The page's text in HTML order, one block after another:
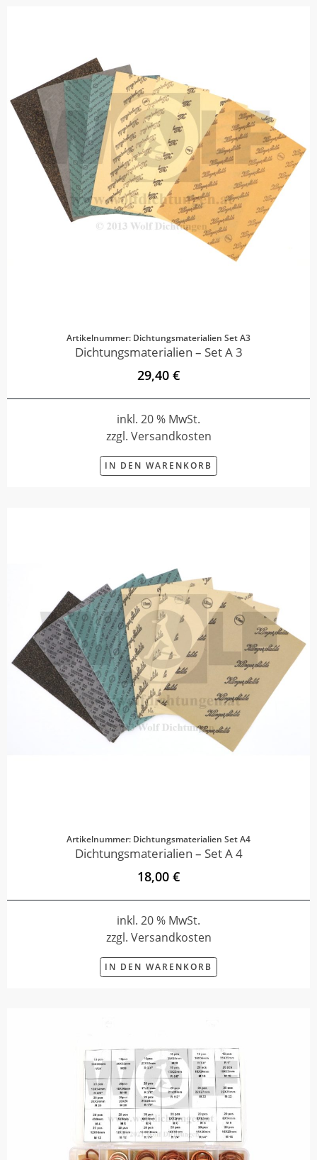
Artikelnummer: Dichtungsmaterialien Set A3
Dichtungsmaterialien – Set A 3
29,40 €
inkl. 20 % MwSt.
zzgl. Versandkosten
IN DEN WARENKORB
Artikelnummer: Dichtungsmaterialien Set A4
Dichtungsmaterialien – Set A 4
18,00 €
inkl. 20 % MwSt.
zzgl. Versandkosten
IN DEN WARENKORB